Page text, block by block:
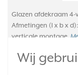
Wij
Glazen afdekraam 4-
Afmetingen (l x b x
verticale montage.
Verwachte